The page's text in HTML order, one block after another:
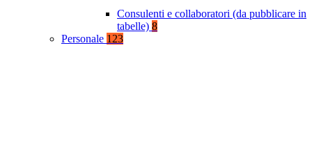
Consulenti e collaboratori (da pubblicare in
tabelle) 8
Personale 123